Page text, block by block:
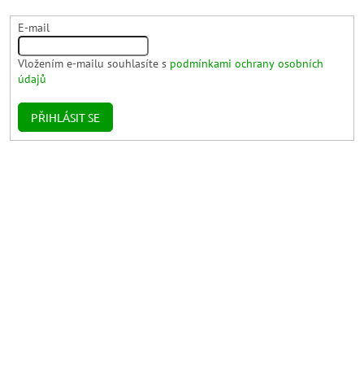
E-mail
Vložením e-mailu souhlasíte s podmínkami ochrany osobních
údajů
PŘIHLÁSIT SE